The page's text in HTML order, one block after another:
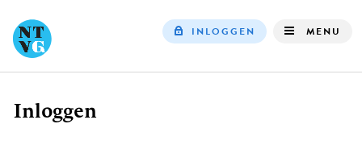
INLOGGEN MENU
Kruimelpad
Inloggen